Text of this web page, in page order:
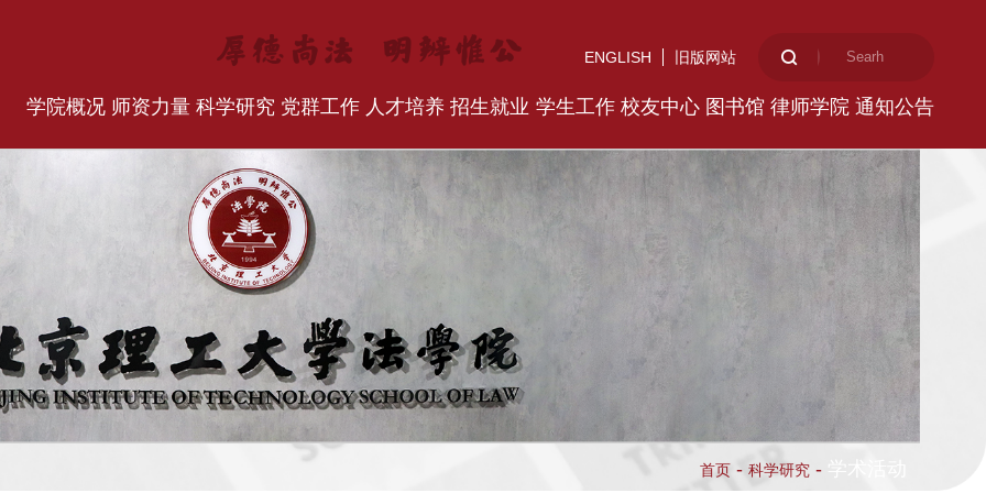
ENGLISH 旧版网站
学院概况 师资力量 科学研究 党群工作 人才培养 招生就业 学生工作 校友中心 图书馆 律师学院 通知公告
首页 - 科学研究 -